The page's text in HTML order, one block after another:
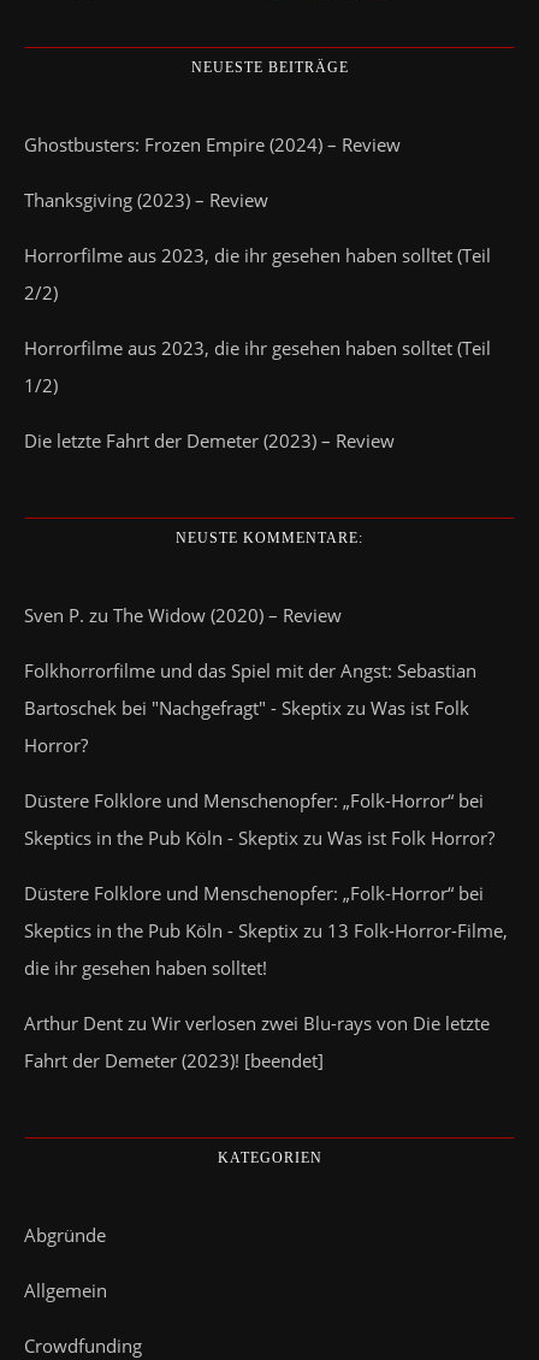
NEUESTE BEITRÄGE
Ghostbusters: Frozen Empire (2024) – Review
Thanksgiving (2023) – Review
Horrorfilme aus 2023, die ihr gesehen haben solltet (Teil
2/2)
Horrorfilme aus 2023, die ihr gesehen haben solltet (Teil
1/2)
Die letzte Fahrt der Demeter (2023) – Review
NEUSTE KOMMENTARE:
Sven P. zu The Widow (2020) – Review
Folkhorrorfilme und das Spiel mit der Angst: Sebastian
Bartoschek bei "Nachgefragt" - Skeptix zu Was ist Folk
Horror?
Düstere Folklore und Menschenopfer: „Folk-Horror“ bei
Skeptics in the Pub Köln - Skeptix zu Was ist Folk Horror?
Düstere Folklore und Menschenopfer: „Folk-Horror“ bei
Skeptics in the Pub Köln - Skeptix zu 13 Folk-Horror-Filme,
die ihr gesehen haben solltet!
Arthur Dent zu Wir verlosen zwei Blu-rays von Die letzte
Fahrt der Demeter (2023)! [beendet]
KATEGORIEN
Abgründe
Allgemein
Crowdfunding